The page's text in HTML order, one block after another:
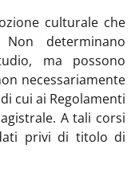
culturale che
Non determinano
ma possono
necessariamente
cui ai Regolamenti
A tali corsi
privi di titolo di